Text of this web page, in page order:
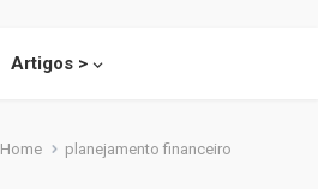
Artigos >
Home planejamento financeiro